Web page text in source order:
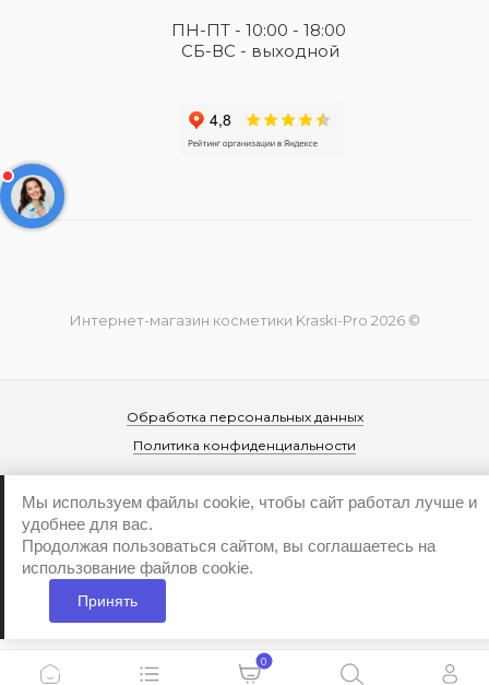
ПН-ПТ - 10:00 - 18:00
СБ-ВС - выходной
Интернет-магазин косметики Kraski-Pro 2026 ©
Обработка персональных данных
Политика конфиденциальности
Мы используем файлы cookie, чтобы сайт работал лучше и
удобнее для вас.
Продолжая пользоваться сайтом, вы соглашаетесь на
использование файлов cookie.
Принять
0